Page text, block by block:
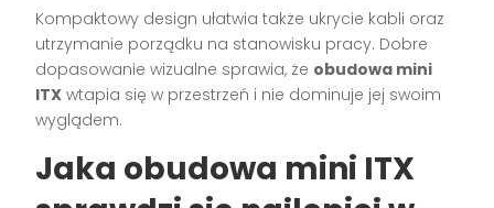
Kompaktowy design ułatwia także ukrycie kabli oraz
utrzymanie porządku na stanowisku pracy. Dobre
dopasowanie wizualne sprawia, że obudowa mini
ITX wtapia się w przestrzeń i nie dominuje jej swoim
wyglądem.
Jaka obudowa mini ITX